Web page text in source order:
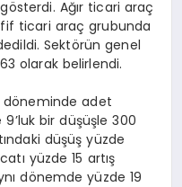
Ağır ticari araç
ticari araç grubunda
Sektörün genel
olarak belirlendi.
adet
bir düşüşle 300
düşüş yüzde
yüzde 15 artış
dönemde yüzde 19